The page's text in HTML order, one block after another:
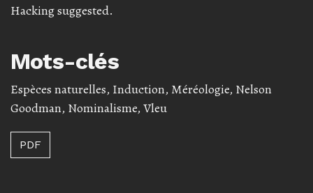
Hacking suggested.
Mots-clés
Espèces naturelles, Induction, Méréologie, Nelson
Goodman, Nominalisme, Vleu
PDF